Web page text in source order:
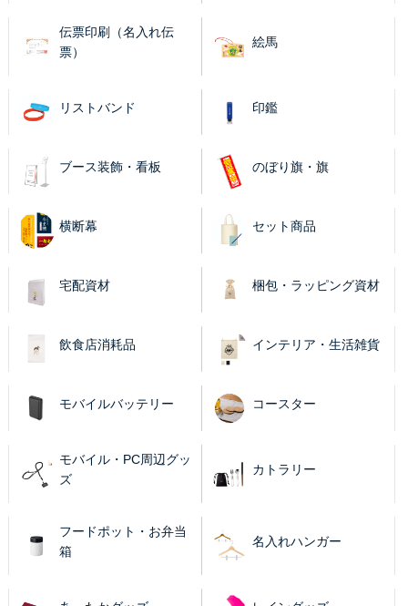
伝票印刷（名入れ伝
票）
絵馬
リストバンド 印鑑
ブース装飾・看板 のぼり旗・旗
横断幕 セット商品
宅配資材 梱包・ラッピング資材
飲食店消耗品 インテリア・生活雑貨
モバイルバッテリー コースター
モバイル・PC周辺グッ
ズ
カトラリー
フードポット・お弁当
箱
名入れハンガー